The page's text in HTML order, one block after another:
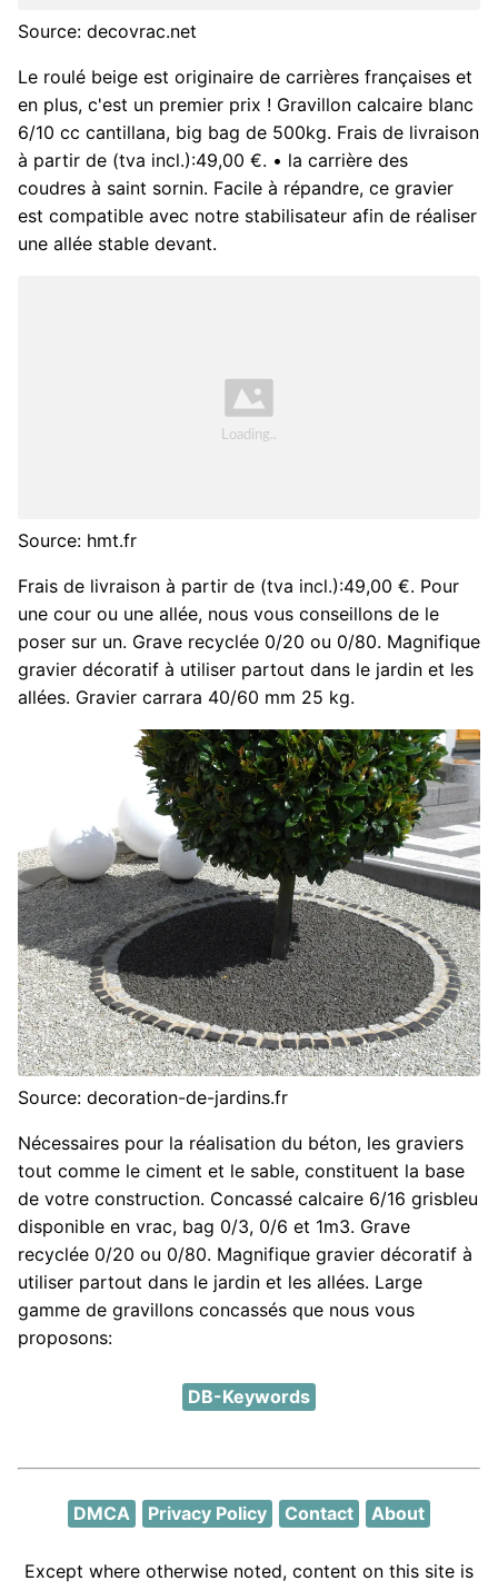
Source: decovrac.net
Le roulé beige est originaire de carrières françaises et
en plus, c'est un premier prix ! Gravillon calcaire blanc
6/10 cc cantillana, big bag de 500kg. Frais de livraison
à partir de (tva incl.):49,00 €. • la carrière des
coudres à saint sornin. Facile à répandre, ce gravier
est compatible avec notre stabilisateur afin de réaliser
une allée stable devant.
Source: hmt.fr
Frais de livraison à partir de (tva incl.):49,00 €. Pour
une cour ou une allée, nous vous conseillons de le
poser sur un. Grave recyclée 0/20 ou 0/80. Magnifique
gravier décoratif à utiliser partout dans le jardin et les
allées. Gravier carrara 40/60 mm 25 kg.
Source: decoration-de-jardins.fr
Nécessaires pour la réalisation du béton, les graviers
tout comme le ciment et le sable, constituent la base
de votre construction. Concassé calcaire 6/16 grisbleu
disponible en vrac, bag 0/3, 0/6 et 1m3. Grave
recyclée 0/20 ou 0/80. Magnifique gravier décoratif à
utiliser partout dans le jardin et les allées. Large
gamme de gravillons concassés que nous vous
proposons:
DB-Keywords
DMCA Privacy Policy Contact About
Except where otherwise noted, content on this site is